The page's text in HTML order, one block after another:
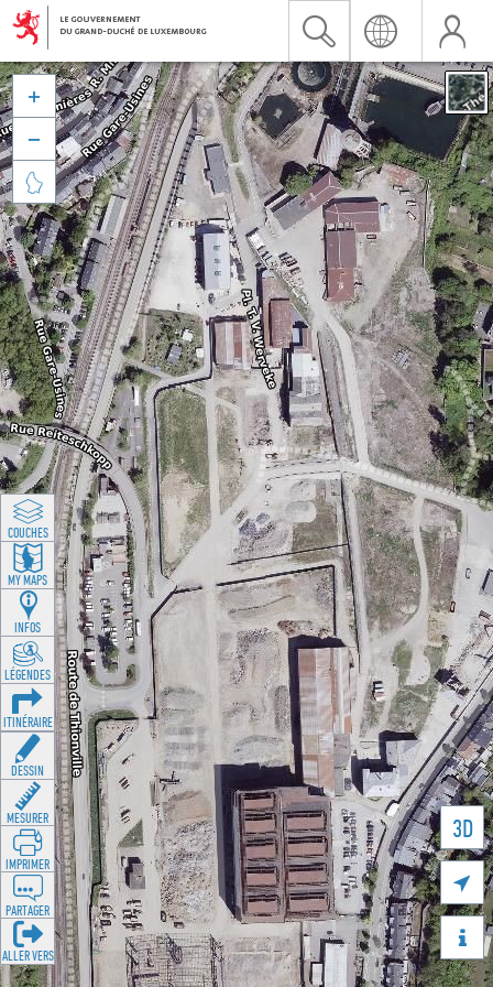
3D





COUCHES
MY MAPS
INFOS
LÉGENDES
ITINÉRAIRE
DESSIN
MESURER
IMPRIMER
PARTAGER
ALLER VERS